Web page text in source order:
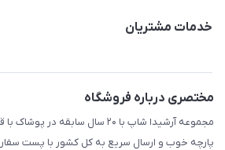
حساب کاربری
لیست محصولات
درباره ما
تماس با ما
خدمات مشتریان
مختصری درباره فروشگاه
مجموعه آرشیدا شاپ با ۲۰ سال
پارچه خوب و ارسال سریع به کل کشور با پست